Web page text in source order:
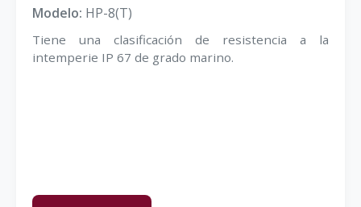
Modelo: HP-8(T)
Tiene una clasificación de resistencia a la
intemperie IP 67 de grado marino.